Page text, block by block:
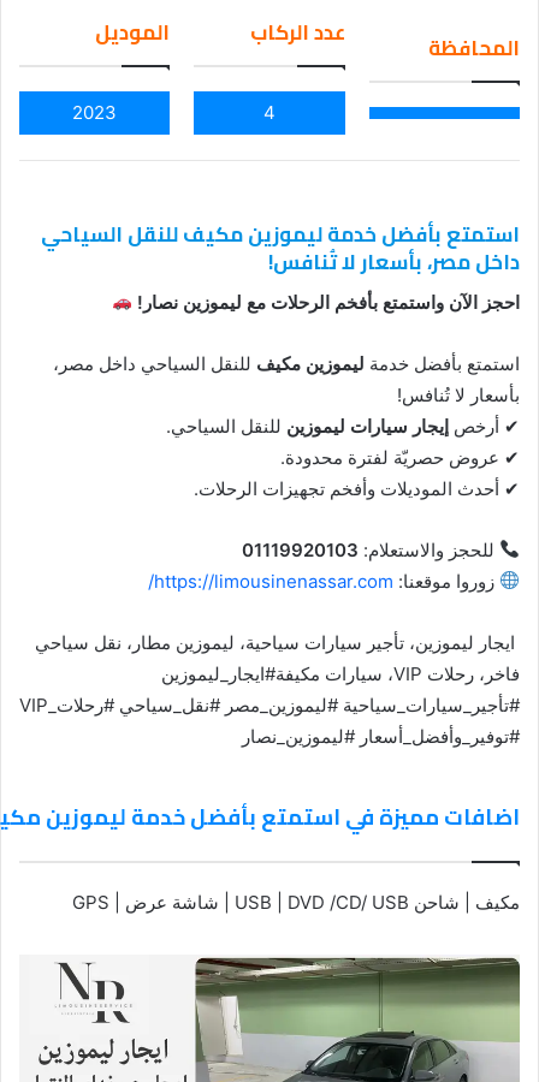
ail
المحافظة عدد الركاب
4
الموديل
2023
استمتع بأفضل خدمة ليموزين مكيف للنقل السياحي
داخل مصر، بأسعار لا تُنافس!
احجز الآن واستمتع بأفخم الرحلات مع ليموزين نصار!
استمتع بأفضل خدمة ليموزين مكيف للنقل السياحي داخل مصر،
بأسعار لا تُنافس!
✔ أرخص إيجار سيارات ليموزين للنقل السياحي.
✔ عروض حصريّة لفترة محدودة.
✔ أحدث الموديلات وأفخم تجهيزات الرحلات.
للحجز والاستعلام: 01119920103
زوروا موقعنا: https://limousinenassar.com/
ايجار ليموزين، تأجير سيارات سياحية، ليموزين مطار، نقل سياحي
فاخر، رحلات VIP، سيارات مكيفة#ايجار_ليموزين
#تأجير_سيارات_سياحية #ليموزين_مصر #نقل_سياحي #رحلات_VIP
#توفير_وأفضل_أسعار #ليموزين_نصار
اضافات مميزة في استمتع بأفضل خدمة ليموزين
مكيف | شاحن USB | DVD /CD/ USB | شاشة عرض | GPS